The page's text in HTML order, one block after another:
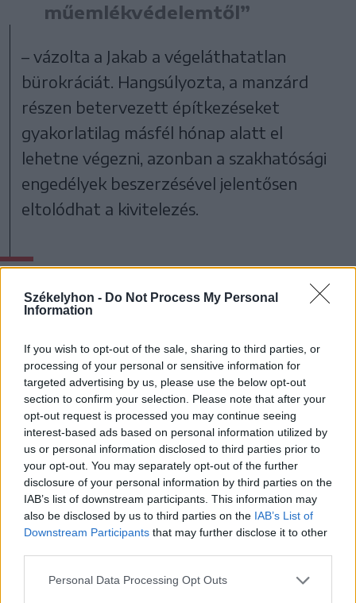
Székelyhon - Do Not Process My Personal
Information
If you wish to opt-out of the sale, sharing to third parties, or
processing of your personal or sensitive information for
targeted advertising by us, please use the below opt-out
section to confirm your selection. Please note that after your
opt-out request is processed you may continue seeing
interest-based ads based on personal information utilized by
us or personal information disclosed to third parties prior to
your opt-out. You may separately opt-out of the further
disclosure of your personal information by third parties on the
IAB’s list of downstream participants. This information may
also be disclosed by us to third parties on the IAB’s List of
Downstream Participants that may further disclose it to other
Personal Data Processing Opt Outs
műemlékvédelemtől”
– vázolta a Jakab a végeláthatatlan
bürokráciát. Hangsúlyozta, a manzárd
részen betervezett építkezéseket
gyakorlatilag másfél hónap alatt el
lehetne végezni, azonban a szakhatósági
engedélyek beszerzésével jelentősen
eltolódhat a kivitelezés.
A pénzünk megvan és
dolgoznánk is, de nem
ritka, hogy egy hónapot is
várni kell az engedélyekre”
– magyarázta. A községvezető
rámutatott, hogy a polgármesteri hivatal
munkatársai csak akkor fognak
visszaköltözni a felújított épületbe, ha
minden munkálatot sikerül befejezni.